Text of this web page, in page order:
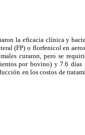
la eficacia clínica y
(FP) o florfenicol en
curaron, pero se
por bovino) y 7.6 días
en los costos de